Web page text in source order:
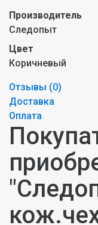
Производитель
Следопыт
Цвет
Коричневый
Отзывы (0)
Доставка
Оплата